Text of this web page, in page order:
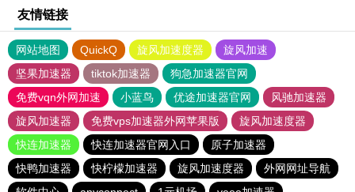
友情链接
网站地图 QuickQ 旋风加速度器
旋风加速
坚果加速器
tiktok加速器
狗急加速器官网
免费vqn外网加速
小蓝鸟 优途加速器官网
风驰加速器
旋风加速器
免费vps加速器外网苹果版
旋风加速度器
快连加速器
快连加速器官网入口
原子加速器
快鸭加速器
快柠檬加速器 旋风加速度器
外网网址导航